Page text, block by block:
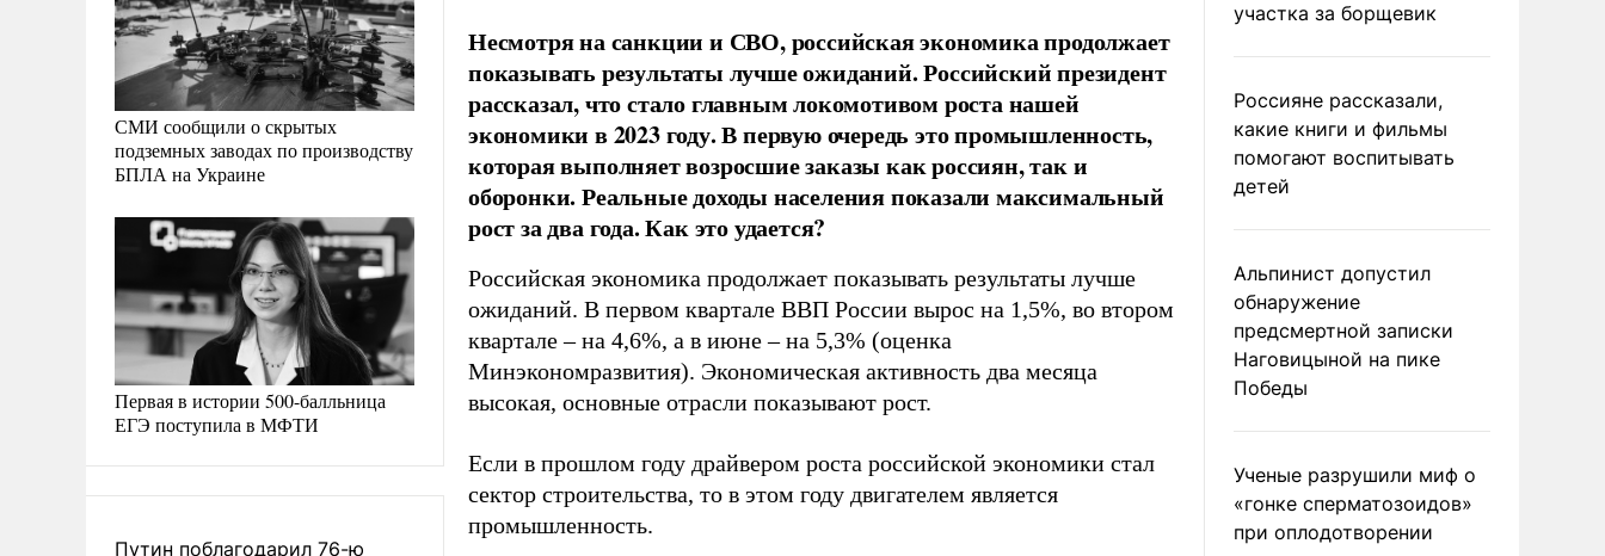
СМИ сообщили о скрытых
подземных заводах по производству
БПЛА на Украине
Первая в истории 500-балльница
ЕГЭ поступила в МФТИ
Путин поблагодарил 76-ю
Несмотря на санкции и СВО, российская экономика продолжает
показывать результаты лучше ожиданий. Российский президент
рассказал, что стало главным локомотивом роста нашей
экономики в 2023 году. В первую очередь это промышленность,
которая выполняет возросшие заказы как россиян, так и
оборонки. Реальные доходы населения показали максимальный
рост за два года. Как это удается?
Российская экономика продолжает показывать результаты лучше
ожиданий. В первом квартале ВВП России вырос на 1,5%, во втором
квартале – на 4,6%, а в июне – на 5,3% (оценка
Минэкономразвития). Экономическая активность два месяца
высокая, основные отрасли показывают рост.
Если в прошлом году драйвером роста российской экономики стал
сектор строительства, то в этом году двигателем является
промышленность.
участка за борщевик
Россияне рассказали,
какие книги и фильмы
помогают воспитывать
детей
Альпинист допустил
обнаружение
предсмертной записки
Наговицыной на пике
Победы
Ученые разрушили миф о
«гонке сперматозоидов»
при оплодотворении